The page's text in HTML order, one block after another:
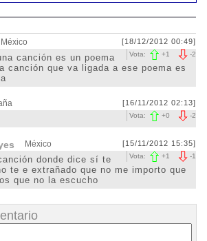
México [18/12/2012 00:49]
-2
Vota: +1
canción es un poema
canción que va ligada a ese poema es
[16/11/2012 02:13]
-2
Vota: +0
México [15/11/2012 15:35]
-1
Vota: +1
donde dice sí te
te e extrañado que no me importo que
que no la escucho